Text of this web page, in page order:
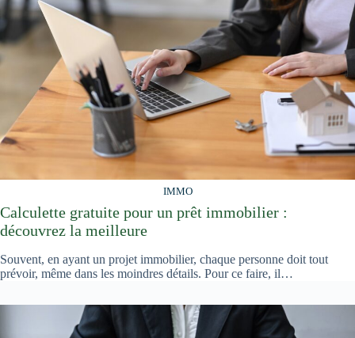
IMMO
Calculette gratuite pour un prêt immobilier :
découvrez la meilleure
Souvent, en ayant un projet immobilier, chaque personne doit tout
prévoir, même dans les moindres détails. Pour ce faire, il…